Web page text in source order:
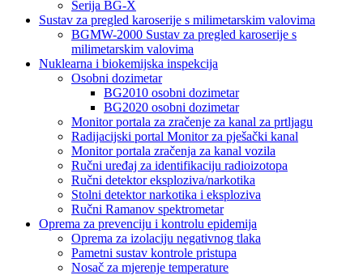
Serija BG-X
Sustav za pregled karoserije s milimetarskim valovima
BGMW-2000 Sustav za pregled karoserije s
milimetarskim valovima
Nuklearna i biokemijska inspekcija
Osobni dozimetar
BG2010 osobni dozimetar
BG2020 osobni dozimetar
Monitor portala za zračenje za kanal za prtljagu
Radijacijski portal Monitor za pješački kanal
Monitor portala zračenja za kanal vozila
Ručni uređaj za identifikaciju radioizotopa
Ručni detektor eksploziva/narkotika
Stolni detektor narkotika i eksploziva
Ručni Ramanov spektrometar
Oprema za prevenciju i kontrolu epidemija
Oprema za izolaciju negativnog tlaka
Pametni sustav kontrole pristupa
Nosač za mjerenje temperature